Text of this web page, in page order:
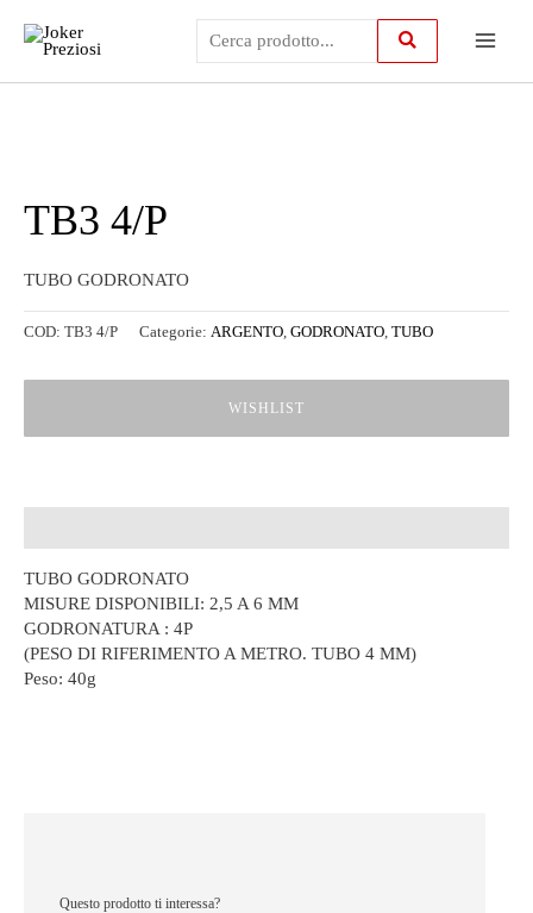
contenuto
Questo prodotto ti interessa?
TB3 4/P
TUBO GODRONATO
COD: TB3 4/P Categorie: ARGENTO, GODRONATO, TUBO
WISHLIST
TUBO GODRONATO
MISURE DISPONIBILI: 2,5 A 6 MM
GODRONATURA : 4P
(PESO DI RIFERIMENTO A METRO. TUBO 4 MM)
Peso: 40g